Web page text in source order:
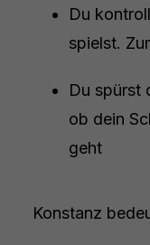
Du
spielst.
Du spürst
ob dein
geht
Konstanz